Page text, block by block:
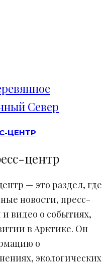
Север
ЦЕНТР
центр
— это раздел, где
новости, пресс-
видео о событиях,
в Арктике. Он
о
экологических